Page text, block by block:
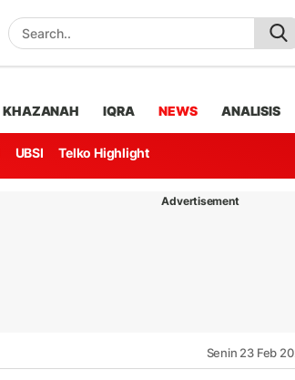
KHAZANAH IQRA NEWS ANALISIS
UBSI Telko Highlight
Advertisement
Senin 23 Feb